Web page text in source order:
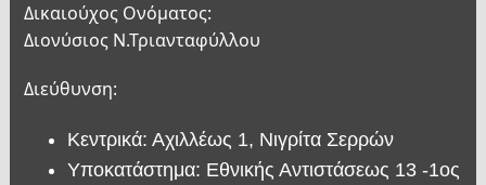
Δικαιούχος Ονόματος:
Διονύσιος Ν.Τριανταφύλλου
Διεύθυνση:
Κεντρικά: Αχιλλέως 1, Νιγρίτα Σερρών
Υποκατάστημα: Εθνικής Αντιστάσεως 13 -1ος